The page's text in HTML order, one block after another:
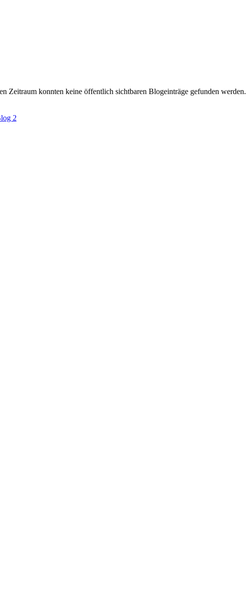
Zeitraum konnten keine öffentlich sichtbaren Blogeinträge gefunden werden.
2